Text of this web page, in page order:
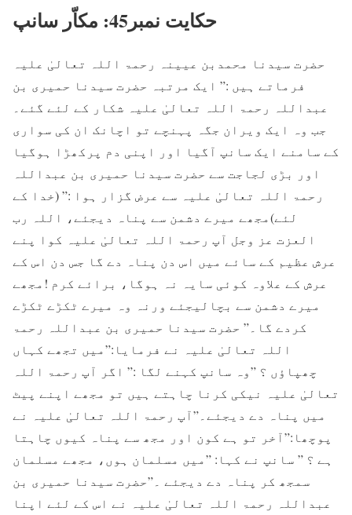
حکایت نمبر45: مکاّر سانپ
حضرت سیدنا محمدبن عیینہ رحمۃ اللہ تعالیٰ علیہ
فرماتے ہیں :” ایک مرتبہ حضرت سیدنا حمیری بن
عبداللہ رحمۃ اللہ تعالیٰ علیہ شکار کے لئے گئے۔
جب وہ ایک ویران جگہ پہنچے تو اچانک ان کی سواری
کے سامنے ایک سانپ آگیا اور اپنی دم پرکھڑا ہوگیا
اور بڑی لجاجت سے حضرت سیدنا حمیری بن عبداللہ
رحمۃ اللہ تعالیٰ علیہ سے عرض گزار ہوا :” (خدا کے
لئے)مجھے میرے دشمن سے پناہ دیجئے، اللہ رب
العزت عز وجل آپ رحمۃ اللہ تعالیٰ علیہ کوا پنے
عرش عظیم کے سائے میں اس دن پناہ دے گا جس دن اس کے
عرش کے علاوہ کوئی سایہ نہ ہوگا، برائے کرم !مجھے
میرے دشمن سے بچالیجئے ورنہ وہ میرے ٹکڑے ٹکڑے
کردے گا۔” حضرت سیدنا حمیری بن عبداللہ رحمۃ
اللہ تعالیٰ علیہ نے فرمایا:”میں تجھے کہاں
چھپاؤں ؟ ”وہ سانپ کہنے لگا :” اگر آپ رحمۃ اللہ
تعالیٰ علیہ نیکی کرنا چاہتے ہيں تو مجھے اپنے پیٹ
میں پناہ دے دیجئے۔”آپ رحمۃ اللہ تعالیٰ علیہ نے
پوچھا:”آخر تو ہے کون اور مجھ سے پناہ کیوں چاہتا
ہے ؟ ” سانپ نے کہا: ”میں مسلمان ہوں، مجھے مسلمان
سمجھ کر پناہ دے دیجئے ۔”حضرت سیدنا حمیری بن
عبداللہ رحمۃ اللہ تعالیٰ علیہ نے اس کے لئے اپنا